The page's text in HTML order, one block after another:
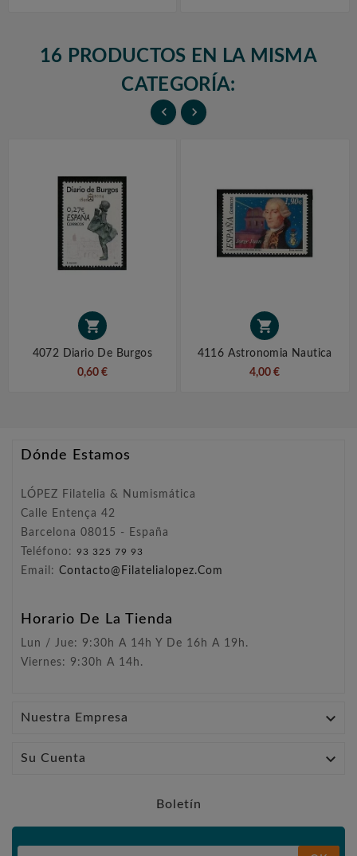
16 PRODUCTOS EN LA MISMA
CATEGORÍA:
 

4072 Diario De Burgos
0,60 €

4116 Astronomia Nautica
4,00 €
Dónde Estamos
LÓPEZ Filatelia & Numismática
Calle Entença 42
Barcelona 08015 - España
Teléfono: 93 325 79 93
Email: Contacto@filatelialopez.com
Horario De La Tienda
Lun / Jue: 9:30h A 14h Y De 16h A 19h.
Viernes: 9:30h A 14h.
Nuestra Empresa 
Su Cuenta 
Boletín